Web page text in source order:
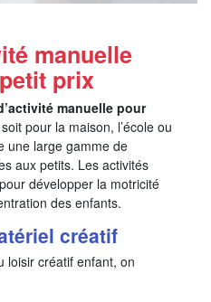
manuelle
prix
manuelle pour
pour la maison, l’école ou
une large gamme de
aux petits. Les activités
développer la motricité
des enfants.
créatif
loisir créatif enfant, on